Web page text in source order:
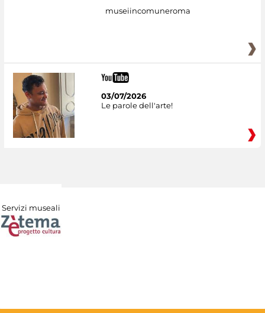
museiincomuneroma
03/07/2026
Le parole dell'arte!
Servizi museali